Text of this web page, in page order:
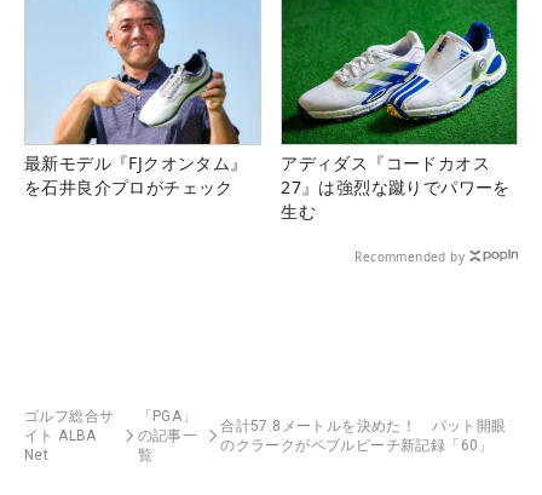
最新モデル『FJクオンタム』
を石井良介プロがチェック
アディダス『コードカオス
27』は強烈な蹴りでパワーを
生む
Recommended by
ゴルフ総合サ
イト ALBA
Net
「PGA」
の記事一
覧
合計57.8メートルを決めた！ パット開眼
のクラークがペブルビーチ新記録「60」